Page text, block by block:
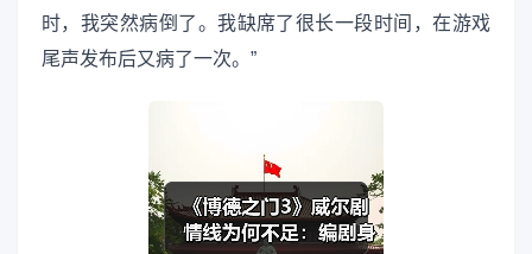
时，我突然病倒了。我缺席了很长一段时间，在游戏
尾声发布后又病了一次。”